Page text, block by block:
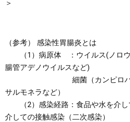
＞
（参考） 感染性胃腸炎とは
（1）病原体 ：ウイルス(ノロウ
腸管アデノウイルスなど)
細菌（カンピロバクター
サルモネラなど）
（2）感染経路：食品や水を介し
介しての接触感染（二次感染）